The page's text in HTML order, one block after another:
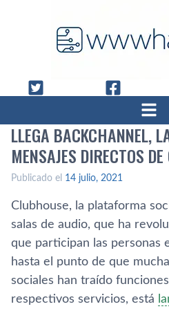
LLEGA BACKCHANNEL,
MENSAJES DIRECTOS
Publicado el 14 julio, 2021
Clubhouse, la plataforma
salas de audio, que ha
que participan las personas
hasta el punto de que
sociales han traído
respectivos servicios, está